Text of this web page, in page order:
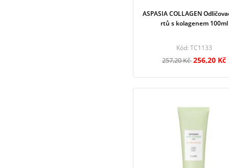
ASPASIA COLLAGEN
rtů s kolagenem 100ml
Kód: TC1133
257,20 Kč256,20 Kč